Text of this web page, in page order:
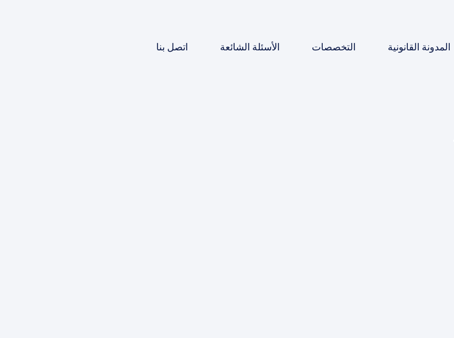
المدونة القانونية التخصصات الأسئلة الشائعة اتصل بنا